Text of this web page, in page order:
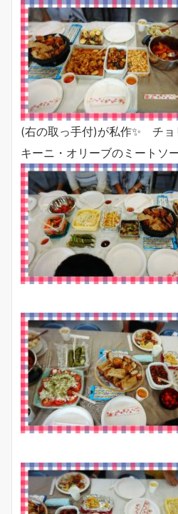
(右の取っ手付)が私作✨ チョ
キーニ・オリーブのミートソ